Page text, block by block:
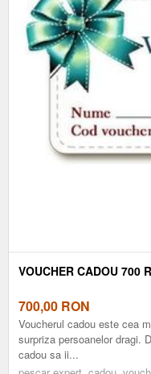
VOUCHER CADOU 700
700,00 RON
Voucherul cadou este cea
surpriza persoanelor dragi.
cadou sa ii...